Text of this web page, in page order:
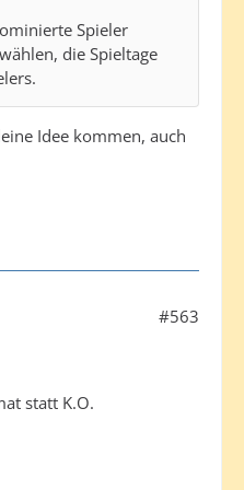
Spieler
die Spieltage
Idee kommen, auch
#563
statt K.O.